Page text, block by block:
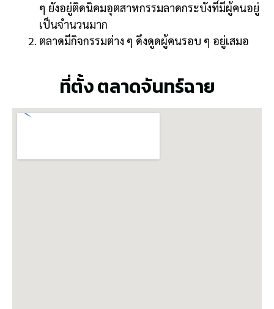
ๆ ยังอยู่ติดนิคมอุตสาหกรรมลาดกระบังที่มีผู้คนอยู่
เป็นจำนวนมาก
ตลาดมีกิจกรรมต่าง ๆ ดึงดูดผู้คนรอบ ๆ อยู่เสมอ
ที่ตั้ง ตลาดจันทร์ฉาย